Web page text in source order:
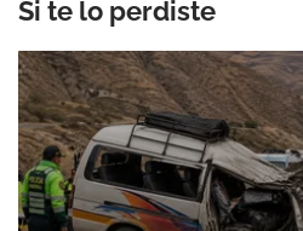
Si te lo perdiste